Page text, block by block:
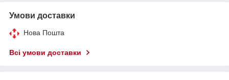
Умови доставки
Нова Пошта
Всі умови доставки